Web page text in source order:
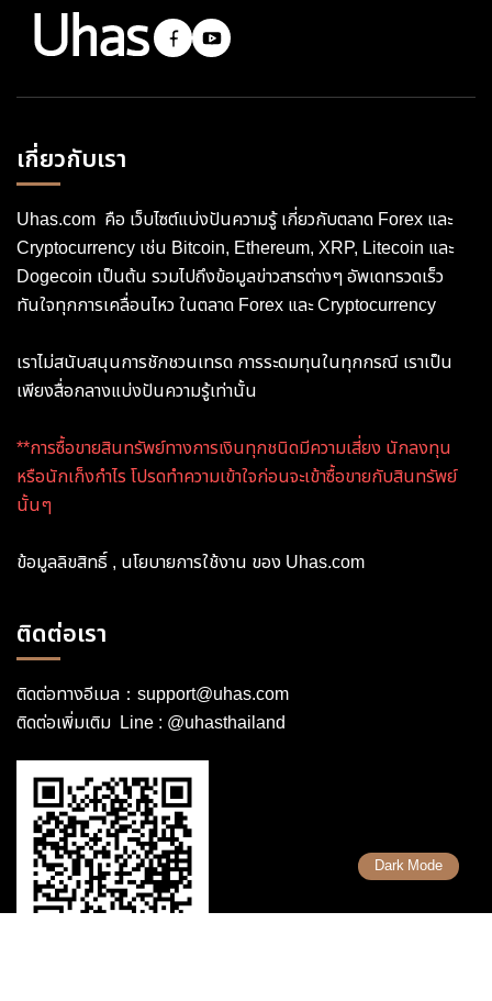
เกี่ยวกับเรา
Uhas.com คือ เว็บไซต์แบ่งปันความรู้ เกี่ยวกับตลาด Forex และ
Cryptocurrency เช่น Bitcoin, Ethereum, XRP, Litecoin และ
Dogecoin เป็นต้น รวมไปถึงข้อมูลข่าวสารต่างๆ อัพเดทรวดเร็ว
ทันใจทุกการเคลื่อนไหว ในตลาด Forex และ Cryptocurrency
เราไม่สนับสนุนการชักชวนเทรด การระดมทุนในทุกกรณี เราเป็น
เพียงสื่อกลางแบ่งปันความรู้เท่านั้น
**การซื้อขายสินทรัพย์ทางการเงินทุกชนิดมีความเสี่ยง นักลงทุน
หรือนักเก็งกำไร โปรดทำความเข้าใจก่อนจะเข้าซื้อขายกับสินทรัพย์
นั้นๆ
ข้อมูลลิขสิทธิ์ , นโยบายการใช้งาน ของ Uhas.com
ติดต่อเรา
ติดต่อทางอีเมล： support@uhas.com
ติดต่อเพิ่มเติม Line : @uhasthailand
Dark Mode